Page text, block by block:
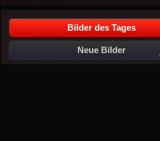
Bilder des Tages
Neue Bilder